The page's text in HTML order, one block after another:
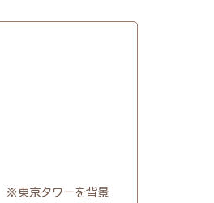
東京タワーを背景